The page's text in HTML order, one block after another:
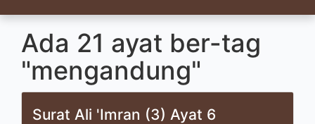
Ada 21 ayat ber-tag
"mengandung"
Surat Ali 'Imran (3) Ayat 6